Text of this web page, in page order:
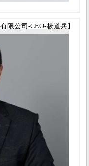
限公司-CEO-杨道兵】